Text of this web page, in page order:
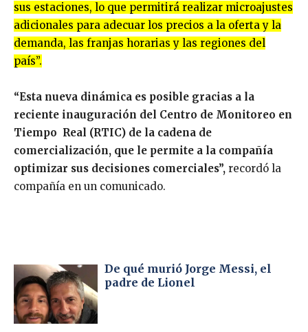
sus estaciones, lo que permitirá realizar microajustes
adicionales para adecuar los precios a la oferta y la
demanda, las franjas horarias y las regiones del
país”.
“Esta nueva dinámica es posible gracias a la
reciente inauguración del Centro de Monitoreo en
Tiempo Real (RTIC) de la cadena de
comercialización, que le permite a la compañía
optimizar sus decisiones comerciales”, recordó la
compañía en un comunicado.
De qué murió Jorge Messi, el
padre de Lionel